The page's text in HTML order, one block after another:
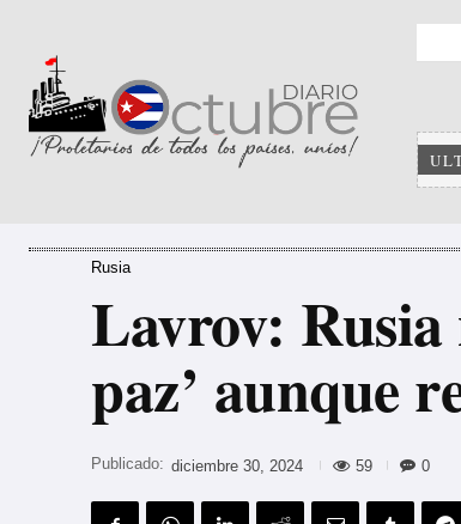
Rusia
Lavrov:
paz’ aunque
Publicado: diciembre 30, 2024 59 0